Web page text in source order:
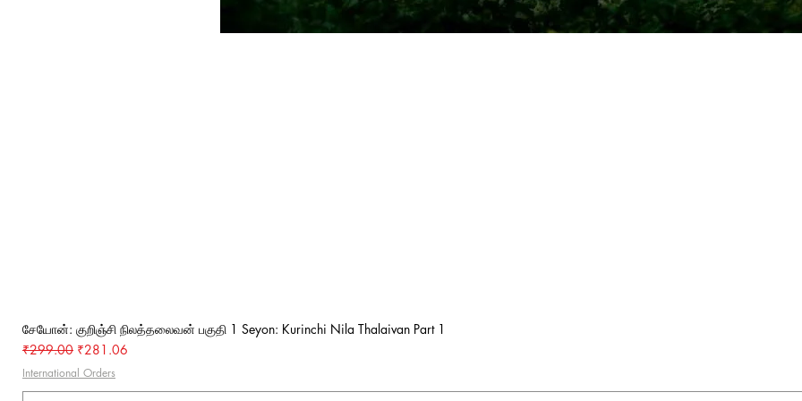
சேயோன்: குறிஞ்சி நிலத்தலைவன் பகுதி 1 Seyon: Kurinchi Nila Thalaivan Part 1
Regular Price
₹299.00 Sale Price
₹281.06
International Orders